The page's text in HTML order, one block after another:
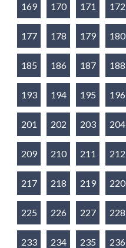
169 170 171 172
177 178 179 180
185 186 187 188
193 194 195 196
201 202 203 204
209 210 211 212
217 218 219 220
225 226 227 228
233 234 235 236